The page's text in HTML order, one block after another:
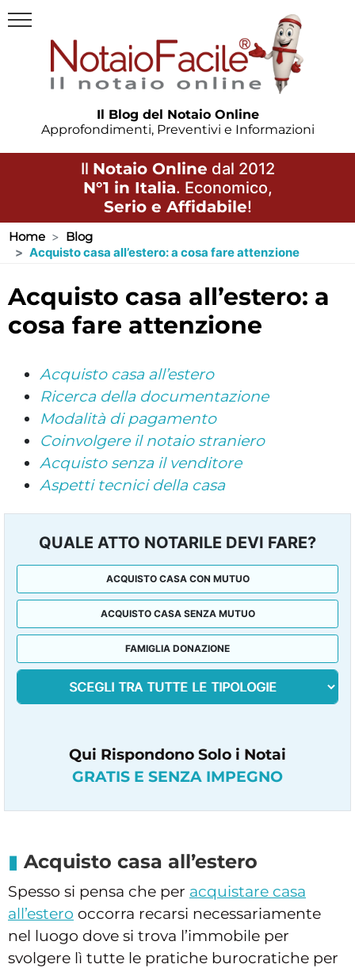
Il Blog del Notaio Online
Approfondimenti, Preventivi e Informazioni
Il Notaio Online dal 2012
N°1 in Italia. Economico,
Serio e Affidabile!
Home
Blog
Acquisto casa all’estero: a cosa fare attenzione
acquisto casa all’estero: a
cosa fare attenzione
Acquisto casa all’estero
Ricerca della documentazione
Modalità di pagamento
Coinvolgere il notaio straniero
Acquisto senza il venditore
Aspetti tecnici della casa
QUALE ATTO NOTARILE DEVI FARE?
ACQUISTO CASA CON MUTUO
ACQUISTO CASA SENZA MUTUO
FAMIGLIA DONAZIONE
Qui Rispondono Solo i Notai
GRATIS E SENZA IMPEGNO
Acquisto casa all’estero
Spesso si pensa che per acquistare casa
all’estero occorra recarsi necessariamente
nel luogo dove si trova l’immobile per
svolgere lì tutte le pratiche burocratiche per